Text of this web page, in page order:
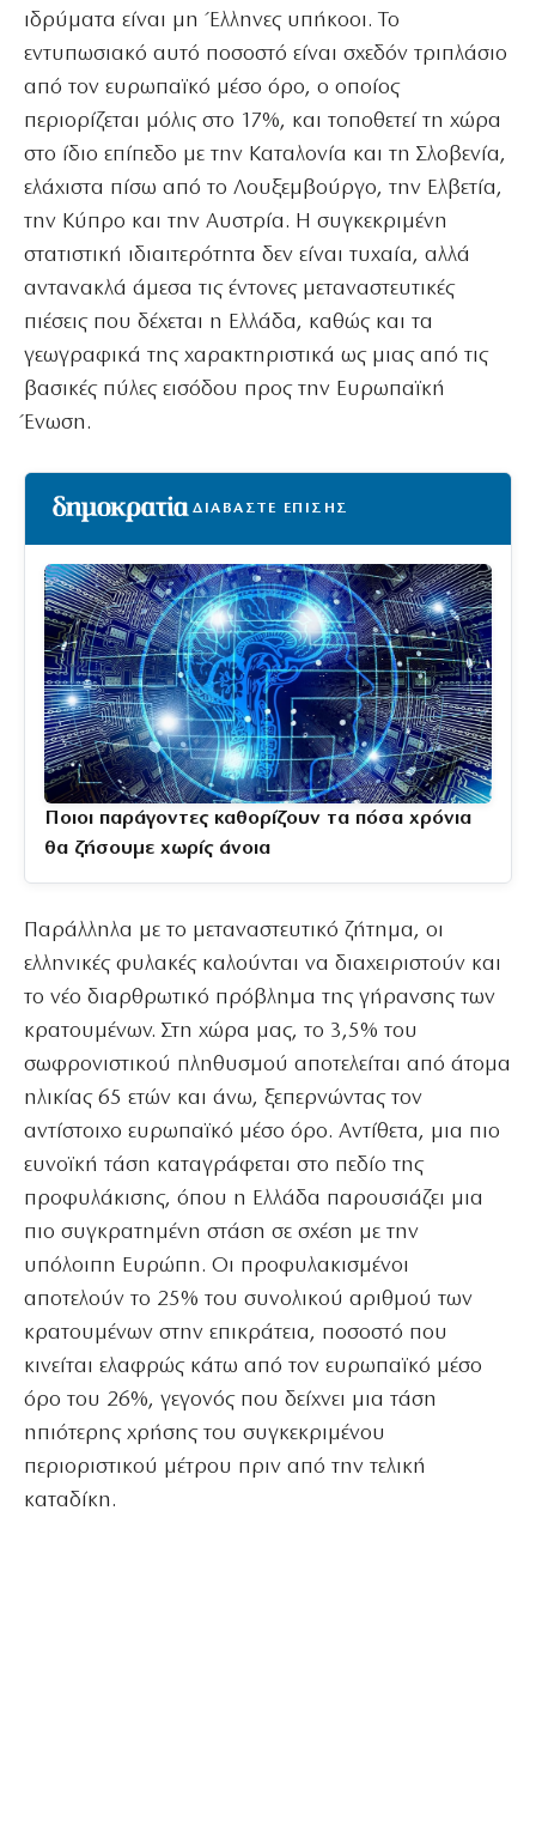
ιδρύματα είναι μη Έλληνες υπήκοοι. Το
εντυπωσιακό αυτό ποσοστό είναι σχεδόν τριπλάσιο
από τον ευρωπαϊκό μέσο όρο, ο οποίος
περιορίζεται μόλις στο 17%, και τοποθετεί τη χώρα
στο ίδιο επίπεδο με την Καταλονία και τη Σλοβενία,
ελάχιστα πίσω από το Λουξεμβούργο, την Ελβετία,
την Κύπρο και την Αυστρία. Η συγκεκριμένη
στατιστική ιδιαιτερότητα δεν είναι τυχαία, αλλά
αντανακλά άμεσα τις έντονες μεταναστευτικές
πιέσεις που δέχεται η Ελλάδα, καθώς και τα
γεωγραφικά της χαρακτηριστικά ως μιας από τις
βασικές πύλες εισόδου προς την Ευρωπαϊκή
Ένωση.
ΔΙΑΒΑΣΤΕ ΕΠΙΣΗΣ
Ποιοι παράγοντες καθορίζουν τα πόσα χρόνια
θα ζήσουμε χωρίς άνοια
Παράλληλα με το μεταναστευτικό ζήτημα, οι
ελληνικές φυλακές καλούνται να διαχειριστούν και
το νέο διαρθρωτικό πρόβλημα της γήρανσης των
κρατουμένων. Στη χώρα μας, το 3,5% του
σωφρονιστικού πληθυσμού αποτελείται από άτομα
ηλικίας 65 ετών και άνω, ξεπερνώντας τον
αντίστοιχο ευρωπαϊκό μέσο όρο. Αντίθετα, μια πιο
ευνοϊκή τάση καταγράφεται στο πεδίο της
προφυλάκισης, όπου η Ελλάδα παρουσιάζει μια
πιο συγκρατημένη στάση σε σχέση με την
υπόλοιπη Ευρώπη. Οι προφυλακισμένοι
αποτελούν το 25% του συνολικού αριθμού των
κρατουμένων στην επικράτεια, ποσοστό που
κινείται ελαφρώς κάτω από τον ευρωπαϊκό μέσο
όρο του 26%, γεγονός που δείχνει μια τάση
ηπιότερης χρήσης του συγκεκριμένου
περιοριστικού μέτρου πριν από την τελική
καταδίκη.